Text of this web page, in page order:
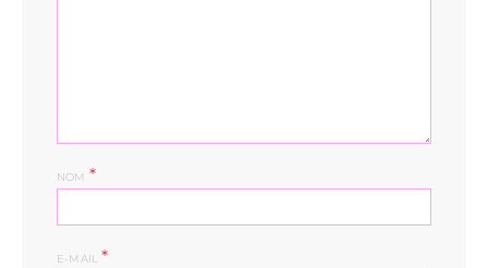
NOM *
E-MAIL*